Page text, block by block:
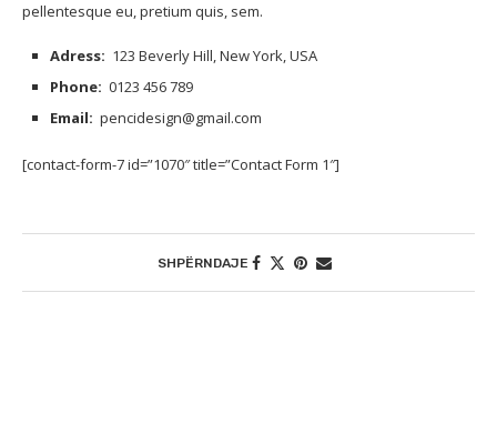
pellentesque eu, pretium quis, sem.
Adress: 123 Beverly Hill, New York, USA
Phone: 0123 456 789
Email: pencidesign@gmail.com
[contact-form-7 id=”1070″ title=”Contact Form 1″]
SHPËRNDAJE